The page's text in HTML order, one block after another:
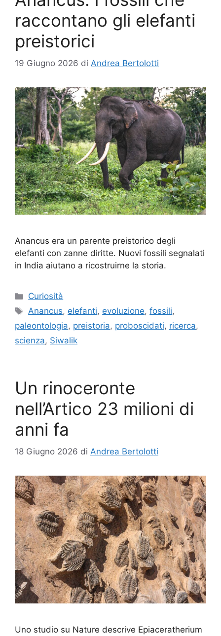
raccontano gli elefanti
preistorici
19 Giugno 2026 di Andrea Bertolotti
Anancus era un parente preistorico degli
elefanti con zanne diritte. Nuovi fossili segnalati
in India aiutano a ricostruirne la storia.
Categorie
Curiosità
Tag
Anancus, elefanti, evoluzione,fossili,
paleontologia, preistoria, proboscidati, ricerca,
scienza, Siwalik
Un rinoceronte
nell’Artico 23 milioni di
anni fa
18 Giugno 2026 di Andrea Bertolotti
Uno studio su Nature descrive Epiaceratherium